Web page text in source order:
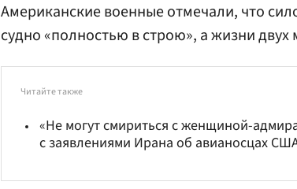
Американские военные отмечали, что
судно «полностью в строю», а жизни двух
Читайте также
«Не могут смириться с женщиной-
с заявлениями Ирана об авианосцах